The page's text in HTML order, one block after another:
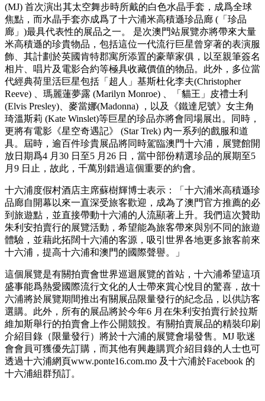
(MJ) 首次演出其太空舞步時所戴的白色水晶手套，成爲全球
焦點，而水晶手套亦成爲了十六浦米高積遜珍品廊 (「珍品
廊」)最具代表性的展品之一。 是次澳門站展覽亦將帶來大量
米高積遜的珍貴物品，包括這位一代流行巨星曾穿著的表演服
飾、其計劃於英國肯特郡寓所添置的豪華家俱，以至親筆簽名
相片、唱片及電影合約等極具收藏價值的物品。此外，多位當
代經典荷里活巨星包括「超人」基斯杜化李夫(Christopher
Reeve) 、瑪麗蓮夢露 (Marilyn Monroe) 、「貓王」皮禮士利
(Elvis Presley)、麥當娜(Madonna) ，以及《鐵達尼號》女主角
琦溫斯莉 (Kate Winslet)等巨星的珍品亦將會同場展出。同時，
更將有電影《星空奇遇記》 (Star Trek) 內一系列的戲服和道
具。屆時，逾百件珍貴展品將同時駕臨澳門十六浦，展覽館開
放日期爲4 月30 日至5 月26 日，當中部份精選珍品的展期至5
月9 日止，故此，千萬別錯過這個重要的約會。
十六浦度假村酒店主席蘇樹輝博士表示：「十六浦米高積遜珍
品廊自開幕以來一直深受旅客歡迎，成為了澳門官方推薦的必
到旅遊點，並直接帶動十六浦的人流顯著上升。我們這次贊助
朱利安拍賣行的展覽活動，希望能為旅客帶來與別不同的旅遊
體驗，並藉此拓闊十六浦的客源，吸引世界各地更多旅客前來
十六浦，提高十六浦和澳門的國際聲譽。」
這個展覽是有關拍賣會世界巡迴展覽的首站，十六浦希望這項
盛事能爲熱愛國際流行文化的人士帶來賞心悅目的驚喜，故十
六浦將於展覽期間推出有關展品限量發行的紀念品，以供訪客
選購。此外，所有的展品將於今年6 月在朱利安拍賣行於拉斯
維加斯舉行的拍賣會上作公開競投。有關拍賣展品的精裝印刷
介紹目錄（限量發行）將於十六浦的展覽會場發售。MJ 歌迷
會會員可獲優先訂購，而其他有興趣購買介紹目錄的人士也可
透過十六浦網頁www.ponte16.com.mo 及十六浦於Facebook 的
十六浦組群預訂。